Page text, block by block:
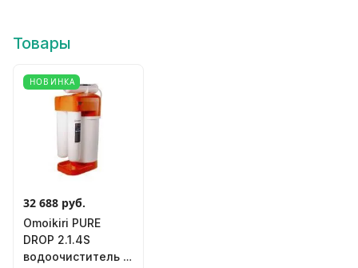
Товары
НОВИНКА
32 688 руб.
Omoikiri PURE
DROP 2.1.4S
водоочиститель с